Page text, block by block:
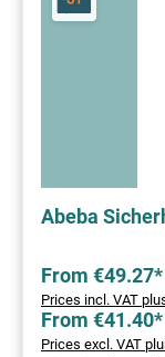
Abeba
From €49.27*
Prices incl. VAT
From €41.40*
Prices excl. VAT